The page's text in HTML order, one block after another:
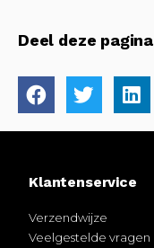
Deel deze pagina
Klantenservice
Verzendwijze
Veelgestelde vragen